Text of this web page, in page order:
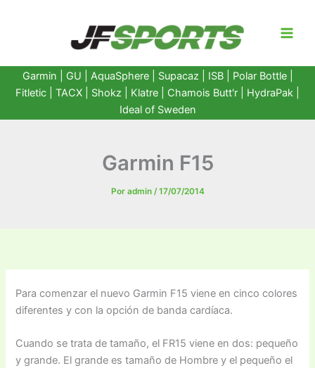
Garmin GU AquaSphere| Supacaz | ISB | Polar Bottle|
Fitletic
TACX Shokz Klatre Chamois Butt'r HydraPak
Ideal of Sweden
Garmin F15
Por admin /17/07/2014
Para comenzar el nuevo Garmin F15 viene en cinco colores
diferentes y con la opción de banda cardíaca.
Cuando se trata de tamaño, el FR15 viene en dos: pequeño
y grande. El grande es tamaño de Hombre y el pequeño el